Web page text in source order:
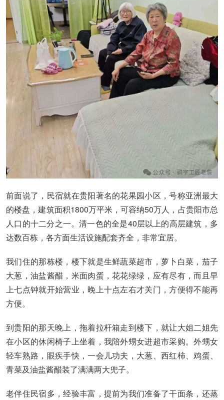
前面说了，民宿就在贵阳著名的花果园小区，号称亚洲最大
的楼盘，建筑面积1800万平米，可容纳50万人，占贵阳市总
人口的十二分之一。清一色的全是40层以上的高层建筑，多
达数百栋，各方面生活设施配套齐全，非常宜居。
我们住的那栋楼，楼下就是生鲜蔬菜超市，萝卜白菜，茄子
大葱，油盐酱醋，米面肉蛋，花花绿绿，应有尽有，而且早
上七点钟就开始营业，晚上十点左右才关门，方便得不能再
方便。
到贵阳的那天晚上，拖着拉杆箱走到楼下，就让大姐二姐先
在小区的休闲椅子上坐着，我陪外甥女进超市采购。外甥女
轻车熟路，眼疾手快，一会儿功夫，大葱、西红柿、鸡蛋、
青菜及油盐酱醋装了满满两大兜子。
老伴住民宿多，经验丰富，提前为我们准备了干面条，还蒸